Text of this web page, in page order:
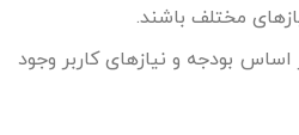
مختلف باشند.
بودجه و نیازهای کاربر وجود